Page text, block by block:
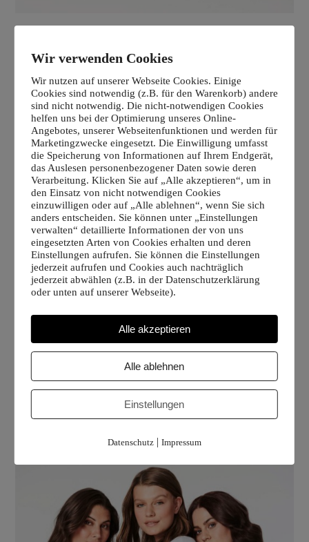
Wir verwenden Cookies
Wir nutzen auf unserer Webseite Cookies. Einige
Cookies sind notwendig (z.B. für den Warenkorb) andere
sind nicht notwendig. Die nicht-notwendigen Cookies
helfen uns bei der Optimierung unseres Online-
Angebotes, unserer Webseitenfunktionen und werden für
Marketingzwecke eingesetzt. Die Einwilligung umfasst
die Speicherung von Informationen auf Ihrem Endgerät,
das Auslesen personenbezogener Daten sowie deren
Verarbeitung. Klicken Sie auf „Alle akzeptieren“, um in
den Einsatz von nicht notwendigen Cookies
einzuwilligen oder auf „Alle ablehnen“, wenn Sie sich
anders entscheiden. Sie können unter „Einstellungen
verwalten“ detaillierte Informationen der von uns
eingesetzten Arten von Cookies erhalten und deren
Einstellungen aufrufen. Sie können die Einstellungen
jederzeit aufrufen und Cookies auch nachträglich
jederzeit abwählen (z.B. in der Datenschutzerklärung
oder unten auf unserer Webseite).
Alle akzeptieren
Alle ablehnen
Einstellungen
Datenschutz| Impressum